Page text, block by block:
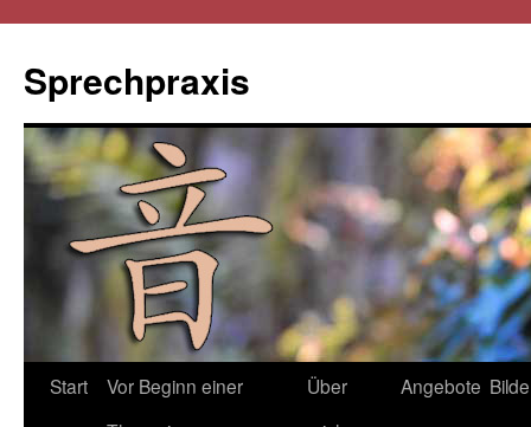
Sprechpraxis
Start
Vor Beginn einer
Über
Angebote